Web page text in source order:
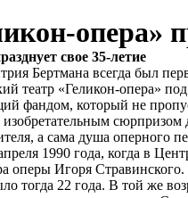
опера»
свое 35-летие
Бертмана всегда был
театр «Геликон-опера»
фандом, который не
а сама душа оперного
1990 года, когда в
оперы Игоря
тогда 22 года. В той же